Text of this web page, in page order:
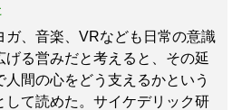
ガ、音楽、VRなども日常の意識
げる営みだと考えると、その延
人間の心をどう支えるかという
して読めた。サイケデリック研